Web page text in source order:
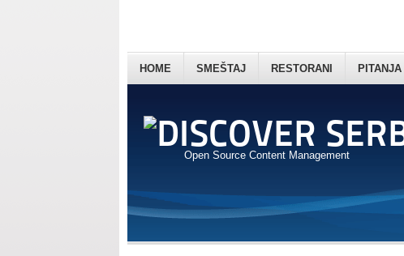
Open Source Content Management
HOME SMEŠTAJ RESTORANI PITANJA